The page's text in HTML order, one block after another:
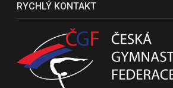
RYCHLÝ KONTAKT